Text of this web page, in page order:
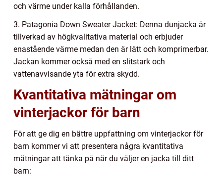
och värme under kalla förhållanden.
3. Patagonia Down Sweater Jacket: Denna dunjacka är
tillverkad av högkvalitativa material och erbjuder
enastående värme medan den är lätt och komprimerbar.
Jackan kommer också med en slitstark och
vattenavvisande yta för extra skydd.
Kvantitativa mätningar om
vinterjackor för barn
För att ge dig en bättre uppfattning om vinterjackor för
barn kommer vi att presentera några kvantitativa
mätningar att tänka på när du väljer en jacka till ditt
barn: